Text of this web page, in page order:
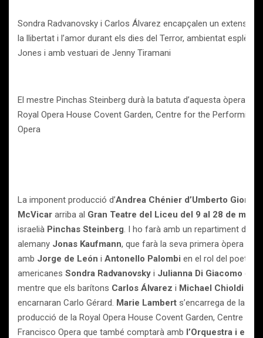
Sondra Radvanovsky i Carlos Álvarez encapçalen un extens
la llibertat i l’amor durant els dies del Terror, ambientat
Jones i amb vestuari de Jenny Tiramani
El mestre Pinchas Steinberg durà la batuta d’aquesta òpera
Royal Opera House Covent Garden, Centre for the Performing
Opera
La imponent producció d’Andrea Chénier d’Umberto
McVicar arriba al Gran Teatre del Liceu del 9 al 28 de març
israelià Pinchas Steinberg. I ho farà amb un repartiment de
alemany Jonas Kaufmann, que farà la seva primera òpera
amb Jorge de León i Antonello Palombi en el rol del poeta
americanes Sondra Radvanovsky i Julianna Di Giacomo
mentre que els barítons Carlos Álvarez i Michael Chioldi
encarnaran Carlo Gérard. Marie Lambert s’encarrega de la
producció de la Royal Opera House Covent Garden, Centre for
Francisco Opera que també comptarà amb l’Orquestra i el